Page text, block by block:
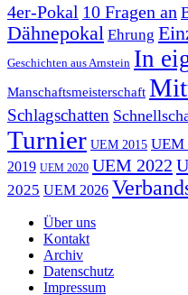
4er-Pokal 10 Fragen an
Dähnepokal Ehrung
Geschichten aus Arnstein In
Manschaftsmeisterschaft
Schlagschatten
Turnier UEM 2015 UEM
2019 UEM 2020 UEM 2022
2025 UEM 2026
Über uns
Kontakt
Archiv
Datenschutz
Impressum